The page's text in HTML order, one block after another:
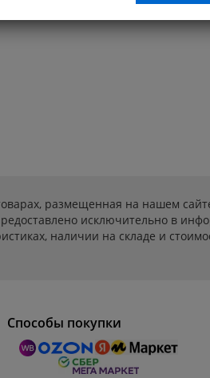
размещенная на нашем
исключительно в
наличии на складе и
Способы покупки